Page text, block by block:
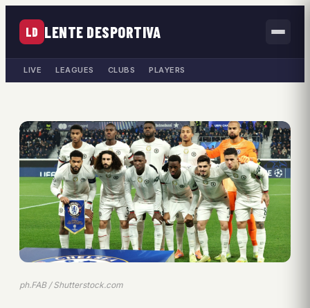
LD LENTE DESPORTIVA
LIVE LEAGUES CLUBS PLAYERS
ph.FAB / Shutterstock.com